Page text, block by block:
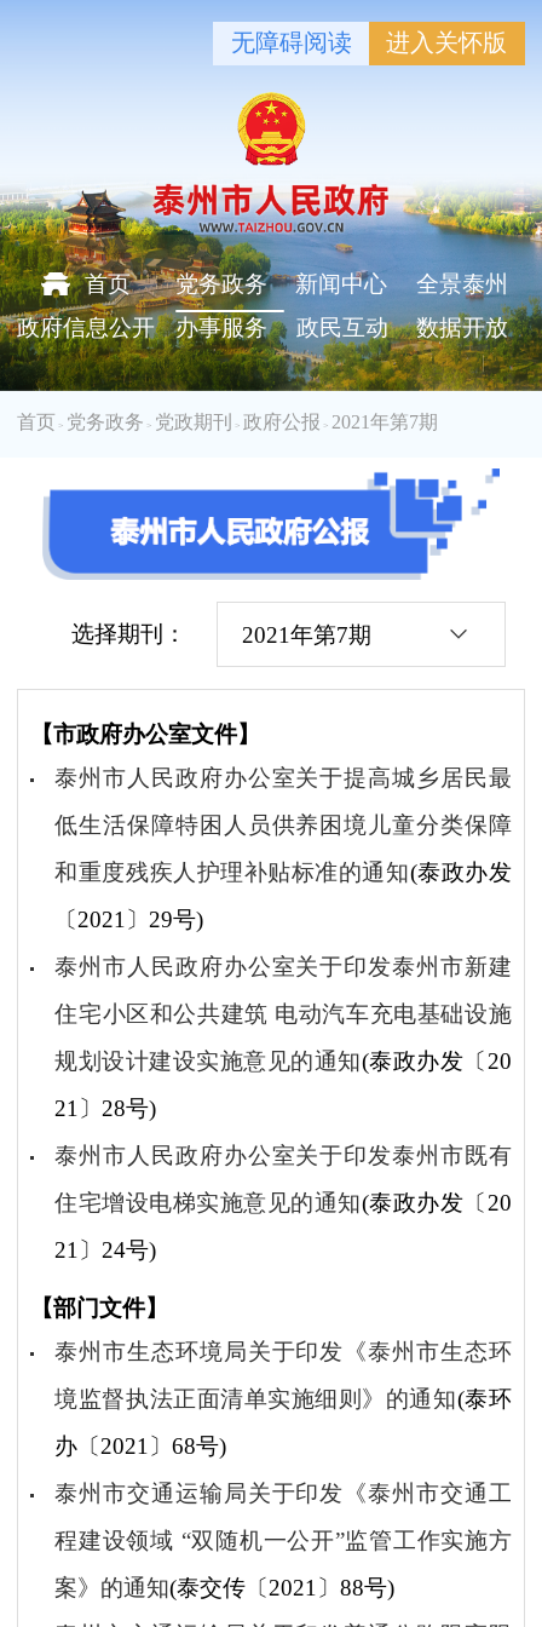
无障碍阅读 进入关怀版
首页 党务政务 新闻中心
全景泰州
政府信息公开
办事服务 政民互动 数据开放
首页 > 党务政务 > 党政期刊 > 政府公报 > 2021年第7期
选择期刊： 2021年第7期
【市政府办公室文件】
泰州市人民政府办公室关于提高城乡居民最
低生活保障特困人员供养困境儿童分类保障
和重度残疾人护理补贴标准的通知(泰政办发
〔2021〕29号)
泰州市人民政府办公室关于印发泰州市新建
住宅小区和公共建筑 电动汽车充电基础设施
规划设计建设实施意见的通知(泰政办发〔20
21〕28号)
泰州市人民政府办公室关于印发泰州市既有
住宅增设电梯实施意见的通知(泰政办发〔20
21〕24号)
【部门文件】
泰州市生态环境局关于印发《泰州市生态环
境监督执法正面清单实施细则》的通知(泰环
办〔2021〕68号)
泰州市交通运输局关于印发《泰州市交通工
程建设领域 “双随机一公开”监管工作实施方
案》的通知(泰交传〔2021〕88号)